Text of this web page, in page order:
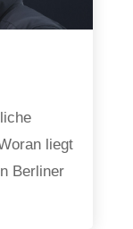
liegt
Berliner